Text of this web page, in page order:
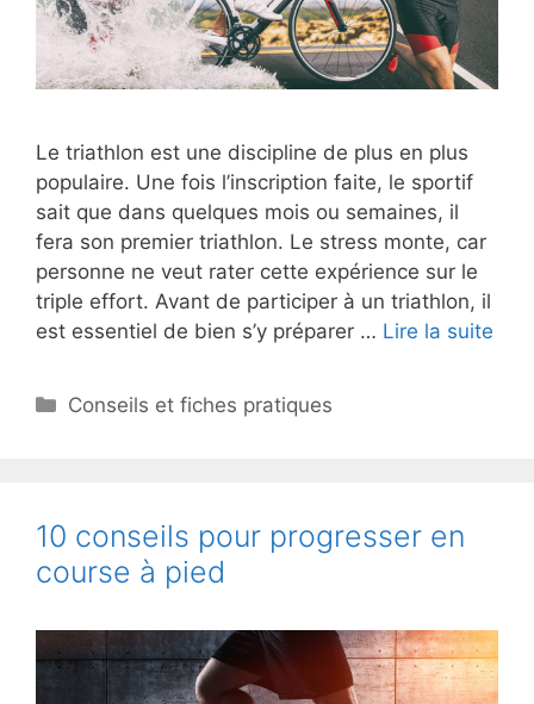
Le triathlon est une discipline de plus en plus
populaire. Une fois l’inscription faite, le sportif
sait que dans quelques mois ou semaines, il
fera son premier triathlon. Le stress monte, car
personne ne veut rater cette expérience sur le
triple effort. Avant de participer à un triathlon, il
est essentiel de bien s’y préparer … Lire la suite
Catégories
Conseils et fiches pratiques
10 conseils pour progresser en
course à pied